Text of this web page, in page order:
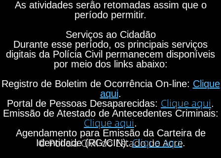
As atividades serão retomadas assim que o
período permitir.
Serviços ao Cidadão
Durante esse período, os principais serviços
digitais da Polícia Civil permanecem disponíveis
por meio dos links abaixo:
Registro de Boletim de Ocorrência On-line: Clique
aqui.
Portal de Pessoas Desaparecidas: Clique aqui.
Emissão de Atestado de Antecedentes Criminais:
Clique aqui.
Agendamento para Emissão da Carteira de
Identidade (RG/CIN):Clique aqui.
© Polícia Civil do Estado do Acre